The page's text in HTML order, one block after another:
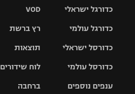
VOD
רץ ברשת
תוצאות
לוח שידורים
ברחבה
כדורגל ישראלי
גביע הטוטו
כדורגל עולמי
האלופות
ליגה
כדורסל ישראלי
סל
כדורסל עולמי
ענפים נוספים